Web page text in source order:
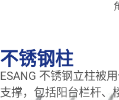
不锈钢柱
ESANG 不锈钢立柱被
支撑，包括阳台栏杆、